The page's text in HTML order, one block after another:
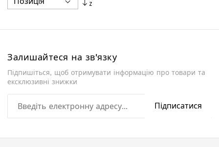
Залишайтеся на зв'язку
Підпишіться, щоб отримувати інформацію про товари та
ексклюзивні знижки
Підписатися